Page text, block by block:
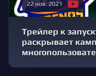
22 ноя. 2021
Трейлер к
раскрывает